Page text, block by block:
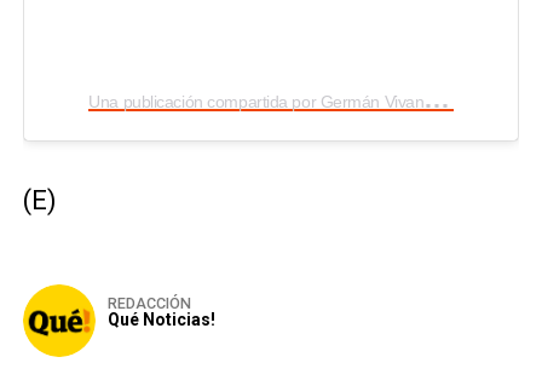
U
na publicación compartida por Germán Vivanco (@germanvivancog)
(E)
REDACCIÓN
Qué Noticias!